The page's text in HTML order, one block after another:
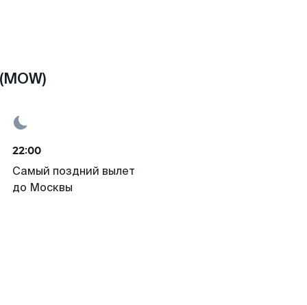
22:00
Самый поздний вылет
до Москвы